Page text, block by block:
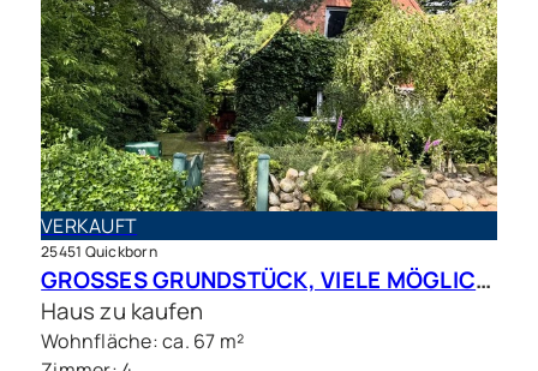
VERKAUFT
25451 Quickborn
GROSSES GRUNDSTÜCK, VIELE MÖGLICHKEITEN – Charmantes Siedlungshaus in Top Lage
Haus zu kaufen
Wohnfläche: ca. 67 m²